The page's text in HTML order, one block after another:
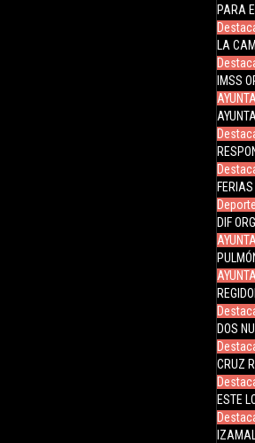
PARA
LA
IMSS
DIF
DOS
CRUZ
ESTE